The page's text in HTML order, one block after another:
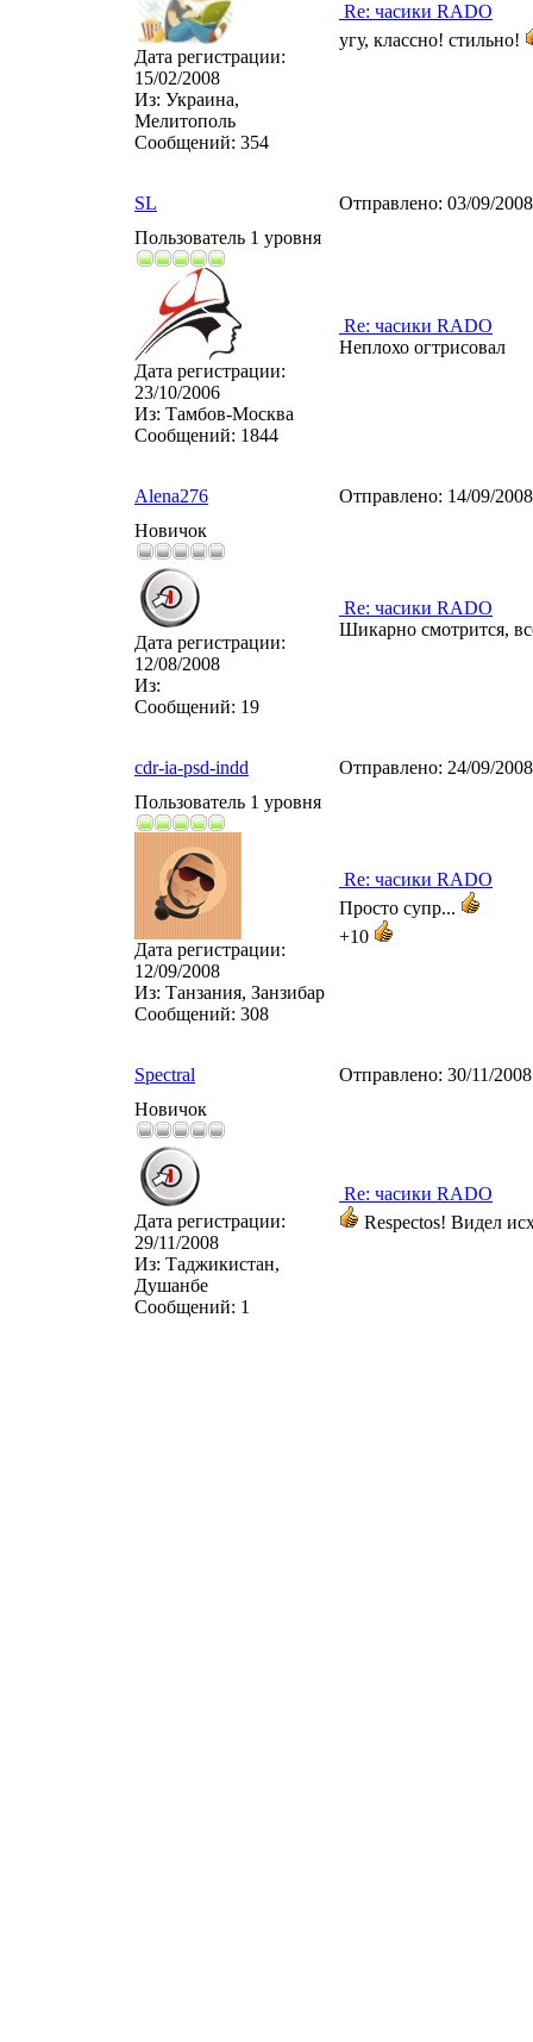
Дата регистрации:
15/02/2008
Из: Украина,
Мелитополь
Сообщений: 354
Re: часики RADO
угу, классно! стильно!
SL Отправлено: 03/09/
Пользователь 1 уровня
Дата регистрации:
23/10/2006
Из: Тамбов-Москва
Сообщений: 1844
Re: часики RADO
Неплохо огтрисовал
Alena276 Отправлено: 14/09/
Новичок
Дата регистрации:
12/08/2008
Из:
Сообщений: 19
Re: часики RADO
Шикарно смотрится,
cdr-ia-psd-indd Отправлено: 24/09/
Пользователь 1 уровня
Дата регистрации:
12/09/2008
Из: Танзания, Занзибар
Сообщений: 308
Re: часики RADO
Просто супр...
+10
Spectral Отправлено: 30/11/
Новичок
Дата регистрации:
29/11/2008
Из: Таджикистан,
Душанбе
Сообщений: 1
Re: часики RADO
Respectos! Видел